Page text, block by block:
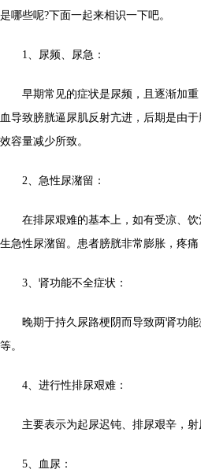
是哪些呢?下面一起来相识一下吧。
1、尿频、尿急：
早期常见的症状是尿频，且逐渐加重
血导致膀胱逼尿肌反射亢进，后期是由
效容量减少所致。
2、急性尿潴留：
在排尿艰难的基本上，如有受凉、饮
生急性尿潴留。患者膀胱非常膨胀，疼
3、肾功能不全症状：
晚期于持久尿路梗阴而导致两肾功能
等。
4、进行性排尿艰难：
主要表示为起尿迟钝、排尿艰辛，射
5、血尿：